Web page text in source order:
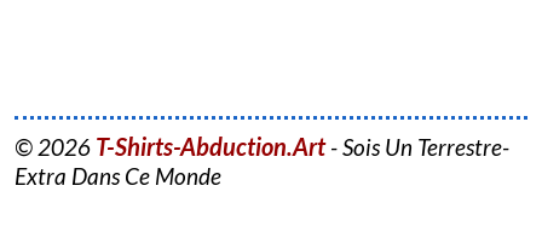
© 2026 T-Shirts-Abduction.Art- Sois Un Terrestre-
Extra Dans Ce Monde